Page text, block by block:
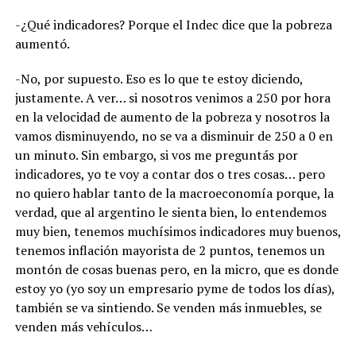
-¿Qué indicadores? Porque el Indec dice que la pobreza
aumentó.
-No, por supuesto. Eso es lo que te estoy diciendo,
justamente. A ver… si nosotros venimos a 250 por hora
en la velocidad de aumento de la pobreza y nosotros la
vamos disminuyendo, no se va a disminuir de 250 a 0 en
un minuto. Sin embargo, si vos me preguntás por
indicadores, yo te voy a contar dos o tres cosas… pero
no quiero hablar tanto de la macroeconomía porque, la
verdad, que al argentino le sienta bien, lo entendemos
muy bien, tenemos muchísimos indicadores muy buenos,
tenemos inflación mayorista de 2 puntos, tenemos un
montón de cosas buenas pero, en la micro, que es donde
estoy yo (yo soy un empresario pyme de todos los días),
también se va sintiendo. Se venden más inmuebles, se
venden más vehículos…